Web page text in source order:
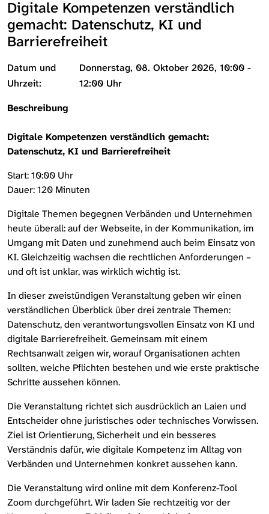
Digitale Kompetenzen verständlich
gemacht: Datenschutz, KI und
Barrierefreiheit
Datum und
Uhrzeit:
Donnerstag, 08. Oktober 2026, 10:00 -
12:00 Uhr
Beschreibung
Digitale Kompetenzen verständlich gemacht:
Datenschutz, KI und Barrierefreiheit
Start: 10:00 Uhr
Dauer: 120 Minuten
Digitale Themen begegnen Verbänden und Unternehmen
heute überall: auf der Webseite, in der Kommunikation, im
Umgang mit Daten und zunehmend auch beim Einsatz von
KI. Gleichzeitig wachsen die rechtlichen Anforderungen –
und oft ist unklar, was wirklich wichtig ist.
In dieser zweistündigen Veranstaltung geben wir einen
verständlichen Überblick über drei zentrale Themen:
Datenschutz, den verantwortungsvollen Einsatz von KI und
digitale Barrierefreiheit. Gemeinsam mit einem
Rechtsanwalt zeigen wir, worauf Organisationen achten
sollten, welche Pflichten bestehen und wie erste praktische
Schritte aussehen können.
Die Veranstaltung richtet sich ausdrücklich an Laien und
Entscheider ohne juristisches oder technisches Vorwissen.
Ziel ist Orientierung, Sicherheit und ein besseres
Verständnis dafür, wie digitale Kompetenz im Alltag von
Verbänden und Unternehmen konkret aussehen kann.
Die Veranstaltung wird online mit dem Konferenz-Tool
Zoom durchgeführt. Wir laden Sie rechtzeitig vor der